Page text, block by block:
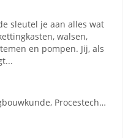
sleutel je aan alles wat
walsen,
en pompen. Jij, als
Metaalbewerking, Werktuigbouwkunde, Procestechnologie, Techniek